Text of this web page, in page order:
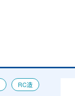
RC造